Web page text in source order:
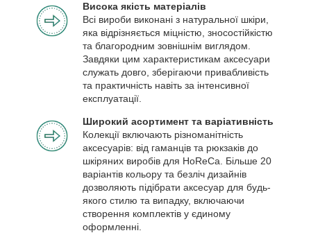
Висока якість матеріалів
Всі вироби виконані з натуральної шкіри,
яка відрізняється міцністю, зносостійкістю
та благородним зовнішнім виглядом.
Завдяки цим характеристикам аксесуари
служать довго, зберігаючи привабливість
та практичність навіть за інтенсивної
експлуатації.
Широкий асортимент та варіативність
Колекції включають різноманітність
аксесуарів: від гаманців та рюкзаків до
шкіряних виробів для HoReCa. Більше 20
варіантів кольору та безліч дизайнів
дозволяють підібрати аксесуар для будь-
якого стилю та випадку, включаючи
створення комплектів у єдиному
оформленні.